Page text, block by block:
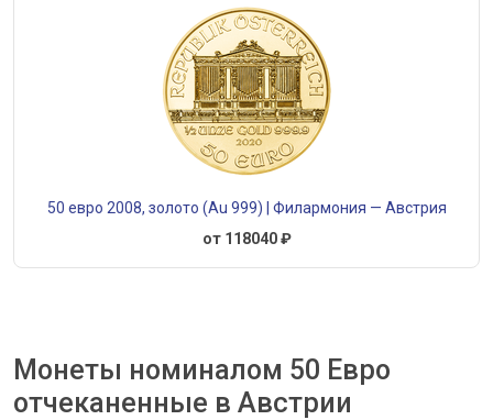
50 евро 2008, золото (Au 999) | Филармония — Австрия
от 118040 ₽
Монеты номиналом 50 Евро
отчеканенные в Австрии